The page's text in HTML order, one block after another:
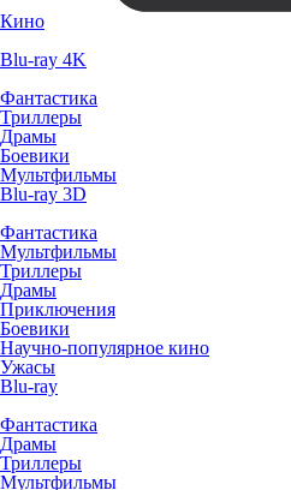
Кино
Blu-ray 4K
Фантастика
Триллеры
Драмы
Боевики
Мультфильмы
Blu-ray 3D
Фантастика
Мультфильмы
Триллеры
Драмы
Приключения
Боевики
Научно-популярное кино
Ужасы
Blu-ray
Фантастика
Драмы
Триллеры
Мультфильмы